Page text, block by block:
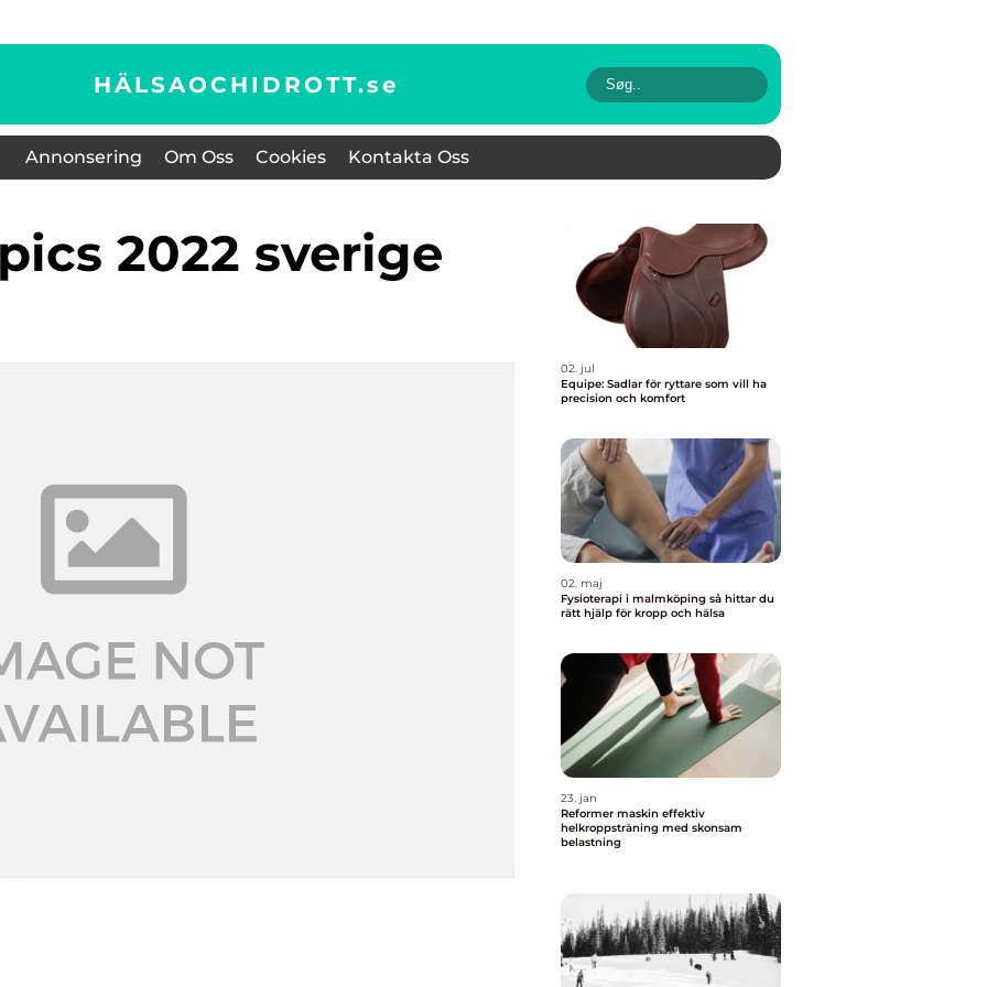
HÄLSAOCHIDROTT.se
Annonsering Om Oss Cookies Kontakta Oss
2022 sverige
02. jul
Equipe: Sadlar för ryttare som vill ha
precision och komfort
02. maj
Fysioterapi i malmköping så hittar du
rätt hjälp för kropp och hälsa
23. jan
Reformer maskin effektiv
helkroppsträning med skonsam
belastning